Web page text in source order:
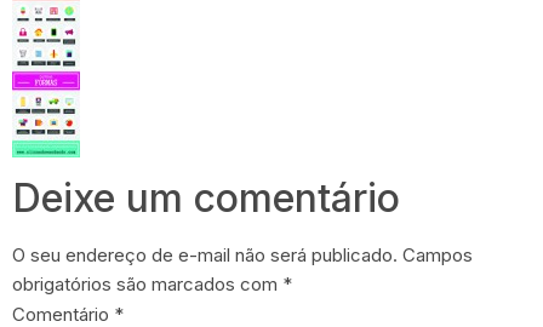
Deixe um comentário
O seu endereço de e-mail não será publicado. Campos
obrigatórios são marcados com *
Comentário *